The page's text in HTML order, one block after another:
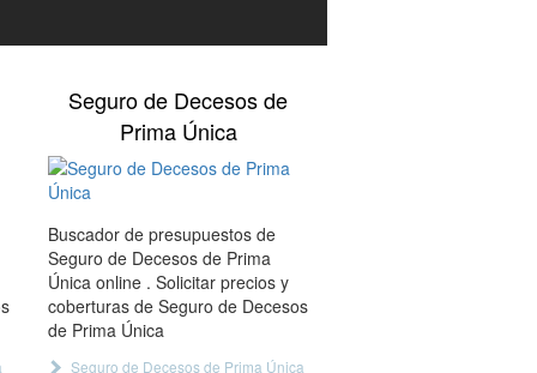
Seguro de Decesos de
Prima Única
Buscador de presupuestos de
Seguro de Decesos de Prima
Única online . Solicitar precios y
coberturas de Seguro de Decesos
de Prima Única
Seguro de Decesos de Prima Única